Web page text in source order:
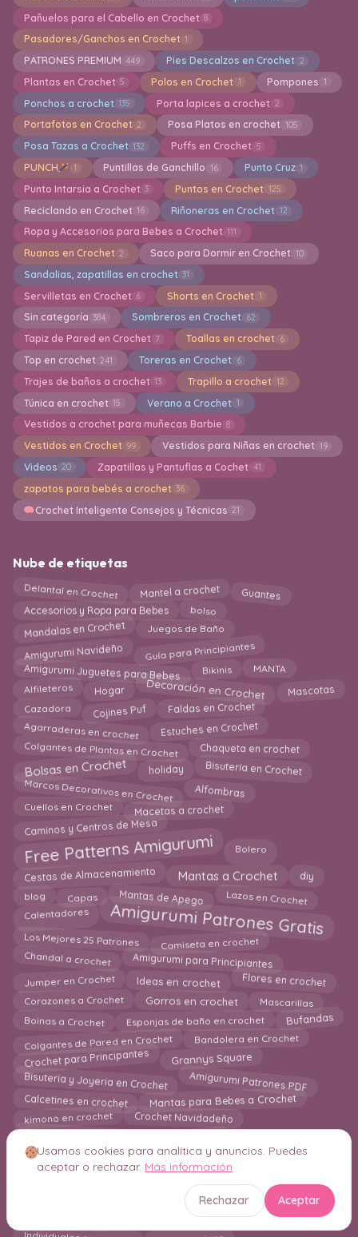
Pañuelos para el Cabello en Crochet 8
Pasadores/Ganchos en Crochet 1
PATRONES PREMIUM 449 Pies Descalzos en Crochet 2
Plantas en Crochet 5 Polos en Crochet 1 Pompones 1
Ponchos a crochet 135 Porta lapices a crochet 2
Portafotos en Crochet 2 Posa Platos en crochet 105
Posa Tazas a Crochet 132 Puffs en Crochet 5
PUNCH 1 Puntillas de Ganchillo 16 Punto Cruz 1
Punto Intarsia a Crochet 3 Puntos en Crochet 125
Reciclando en Crochet 16 Riñoneras en Crochet 12
Ropa y Accesorios para Bebes a Crochet 111
Ruanas en Crochet 2 Saco para Dormir en Crochet 10
Sandalias, zapatillas en crochet 31
Servilletas en Crochet 6 Shorts en Crochet 1
Sin categoría 384 Sombreros en Crochet 62
Tapiz de Pared en Crochet 7 Toallas en crochet 6
Top en crochet 241 Toreras en Crochet 6
Trajes de baños a crochet 13 Trapillo a crochet 12
Túnica en crochet 15 Verano a Crochet 1
Vestidos a crochet para muñecas Barbie 8
Vestidos en Crochet 99 Vestidos para Niñas en crochet 19
Videos 20 Zapatillas y Pantuflas a Cochet 41
zapatos para bebés a crochet 36
Crochet Inteligente Consejos y Técnicas 21
Nube de etiquetas
Delantal en Crochet Mantel a crochet Guantes
Accesorios y Ropa para Bebes bolso
Mandalas en Crochet Juegos de Baño
Amigurumi Navideño Guía para Principiantes
Amigurumi Juguetes para Bebes Bikinis MANTA
Alfileteros Hogar Decoración en Crochet Mascotas
Cazadora Cojines Puf Faldas en Crochet
Agarraderas en crochet Estuches en Crochet
Colgantes de Plantas en Crochet Chaqueta en crochet
Bolsas en Crochet holiday Bisutería en Crochet
Marcos Decorativos en Crochet Alfombras
Cuellos en Crochet Macetas a crochet
Caminos y Centros de Mesa
Free Patterns Amigurumi Bolero
Cestas de Almacenamiento Mantas a Crochet diy
blog Capas Mantas de Apego Lazos en Crochet
Calentadores Amigurumi Patrones Gratis
Los Mejores 25 Patrones Camiseta en crochet
Chandal a crochet Amigurumi para Principiantes
Jumper en Crochet Ideas en crochet Flores en crochet
Corazones a Crochet Gorros en crochet Mascarillas
Boinas a Crochet Esponjas de baño en crochet Bufandas
Colgantes de Pared en Crochet Bandolera en Crochet
Crochet para Principantes Grannys Square
Bisuteria y Joyeria en Crochet Amigurumi Patrones PDF
Calcetines en crochet Mantas para Bebes a Crochet
kimono en crochet Crochet Navidadeño
Aplicaciones en ganchillo
Chal en Crochet
Jersey en Crochet Capuchas en crochet
Usamos cookies para analítica y anuncios. Puedes
aceptar o rechazar. Más información
Rechazar Aceptar